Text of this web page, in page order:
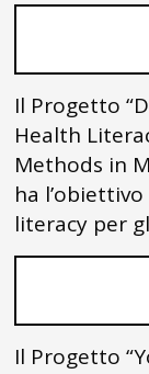
Il Progetto
Health
Methods in
ha
literacy per
Il Progetto